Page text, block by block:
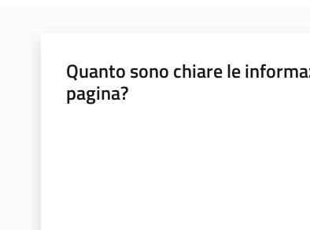
Quanto sono chiare le
pagina?